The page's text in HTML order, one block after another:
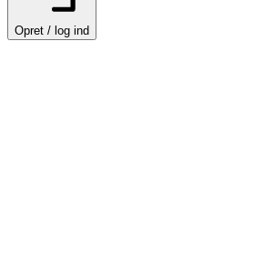
Opret / log ind